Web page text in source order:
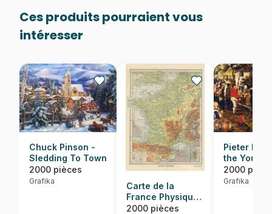
Ces produits pourraient vous
intéresser
Chuck Pinson -
Sledding To Town
2000 pièces
Grafika
Carte de la
France Physique
- Larousse, 1925
2000 pièces
Pieter
the
Noce
1630
2000
Grafika